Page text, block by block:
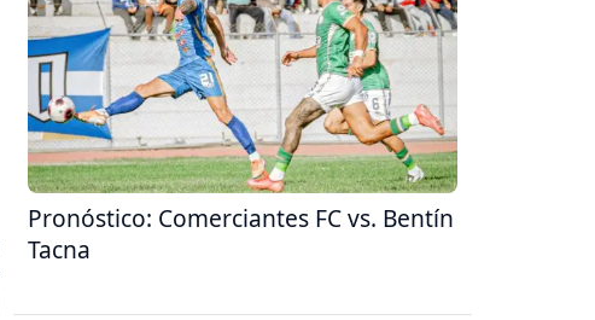
Pronóstico: Comerciantes FC vs. Bentín
Tacna